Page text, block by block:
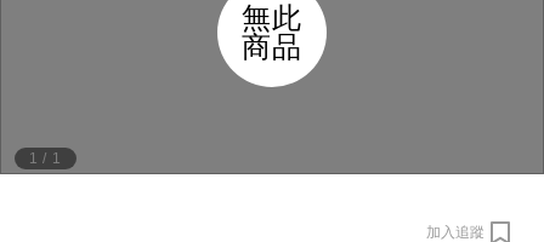
1 / 1
無此
商品
加入追蹤